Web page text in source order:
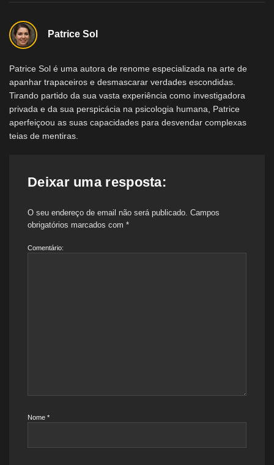
Patrice Sol
Patrice Sol é uma autora de renome especializada na arte de
apanhar trapaceiros e desmascarar verdades escondidas.
Tirando partido da sua vasta experiência como investigadora
privada e da sua perspicácia na psicologia humana, Patrice
aperfeiçoou as suas capacidades para desvendar complexas
teias de mentiras.
Deixar uma resposta:
O seu endereço de email não será publicado. Campos
obrigatórios marcados com *
Comentário:
Nome *